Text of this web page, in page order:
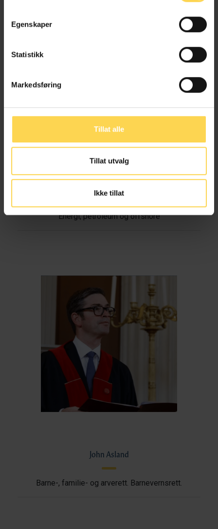
Egenskaper
Statistikk
Markedsføring
Tillat alle
Tillat utvalg
Ikke tillat
Energi, petroleum og offshore
John Asland
Barne-, familie- og arverett. Barnevernsrett.